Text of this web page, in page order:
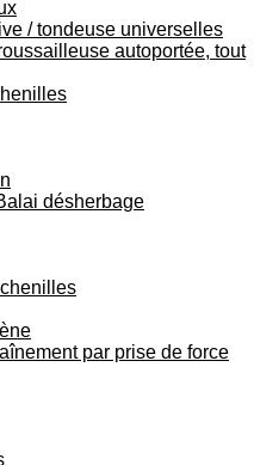
/ tondeuse universelles
autoportée, tout
désherbage
par prise de force